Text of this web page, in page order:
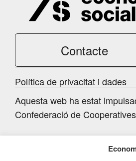
Contacte
Política de privacitat i dades
Aquesta web ha estat
Confederació de